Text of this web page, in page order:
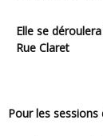
Elle se déroulera à GONESSE – Stade Eugène Cougnevault –
Rue Claret
Pour les